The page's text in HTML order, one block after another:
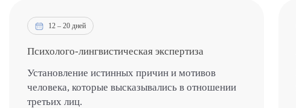
12 – 20 дней
Психолого-лингвистическая экспертиза
Установление истинных причин и мотивов
человека, которые высказывались в отношении
третьих лиц.